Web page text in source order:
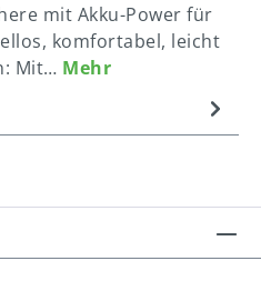
mit Akku-Power für
komfortabel, leicht
Mit… Mehr